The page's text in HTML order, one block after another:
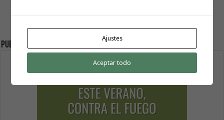
Publicidad
Ajustes
Aceptar todo